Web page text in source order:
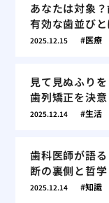
あなたは対象
有効な歯並びと
2025.12.15 医療
見て見ぬふり
歯列矯正を決
2025.12.14 生活
歯科医師が語
断の裏側と哲学
2025.12.14 知識